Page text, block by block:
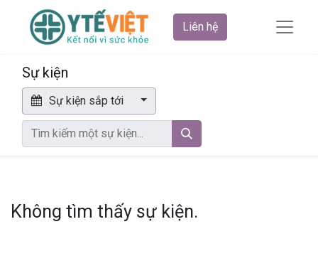
Liên hệ
Sự kiện
Sự kiện sắp tới
Không tìm thấy sự kiện.